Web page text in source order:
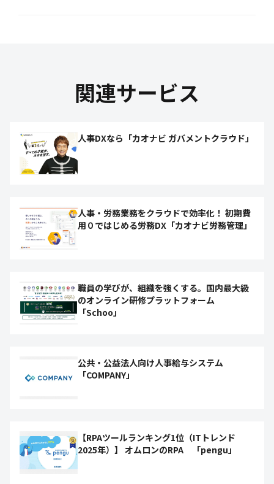
関連サービス
人事DXなら「カオナビ ガバメントクラウド」
人事・労務業務をクラウドで効率化！ 初期費
用０ではじめる労務DX「カオナビ労務管理」
職員の学びが、組織を強くする。国内最大級
のオンライン研修プラットフォーム
「Schoo」
公共・公益法人向け人事給与システム
「COMPANY」
【RPAツールランキング1位（ITトレンド
2025年）】 オムロンのRPA 「pengu」